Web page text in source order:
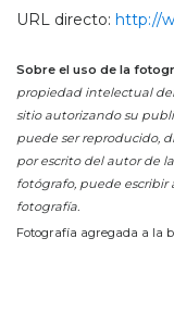
URL directo: http://
Sobre el uso de la
propiedad intelectual
sitio autorizando su
puede ser reproducido,
por escrito del autor de
fotógrafo, puede escribir
fotografía.
Fotografía agregada a la